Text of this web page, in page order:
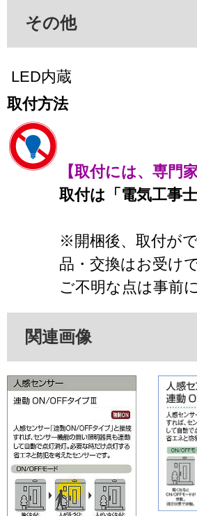
その他
LED内蔵
取付方法
【取付には、専門
取付は「電気工事
※開梱後、取付が
品・交換はお受け
ご不明な点は事前
関連画像